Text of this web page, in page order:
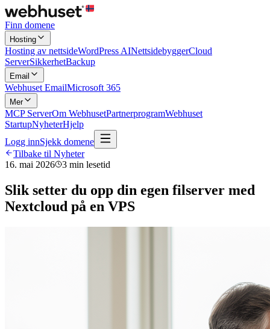
Finn domene
Hosting
Hosting av nettsideWordPress AINettsidebyggerCloud
ServerSikkerhetBackup
Email
Webhuset EmailMicrosoft 365
Mer
MCP ServerOm WebhusetPartnerprogramWebhuset
StartupNyheterHjelp
Logg innSjekk domene
Tilbake til Nyheter
16. mai 2026
3 min lesetid
Slik setter du opp din egen filserver med
Nextcloud på en VPS